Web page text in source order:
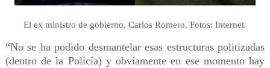
El ex ministro de gobierno, Carlos Romero. Fotos: Internet.
“No se ha podido desmantelar esas estructuras politizadas
(dentro de la Policía) y obviamente en ese momento hay